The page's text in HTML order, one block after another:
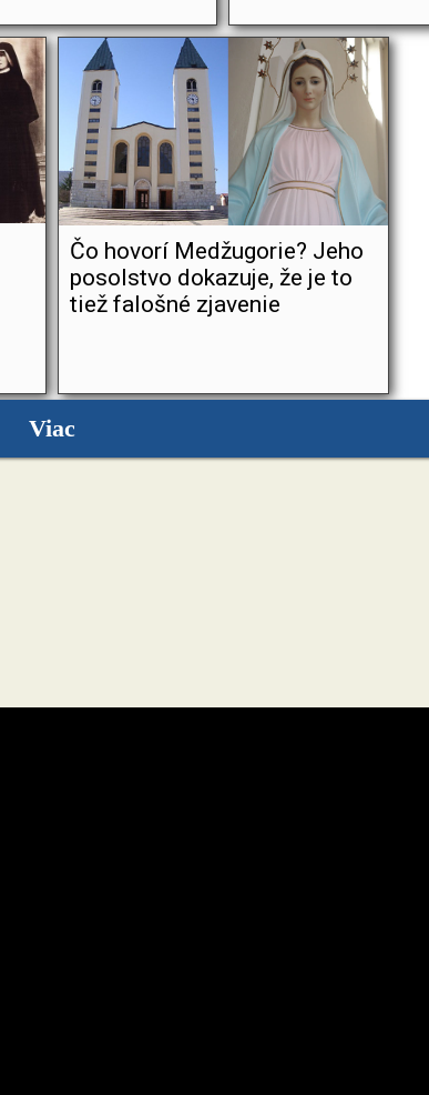
Čo hovorí Medžugorie? Jeho
posolstvo dokazuje, že je to
tiež falošné zjavenie
Viac